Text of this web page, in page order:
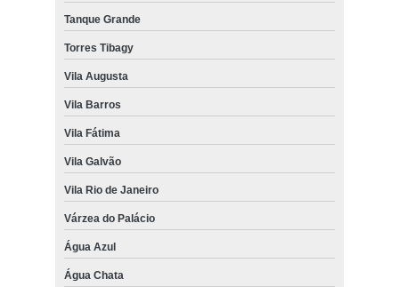
Tanque Grande
Torres Tibagy
Vila Augusta
Vila Barros
Vila Fátima
Vila Galvão
Vila Rio de Janeiro
Várzea do Palácio
Água Azul
Água Chata